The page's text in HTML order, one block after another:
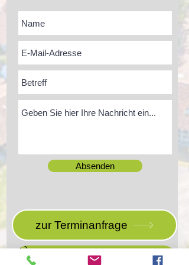
Absenden
zur Terminanfrage